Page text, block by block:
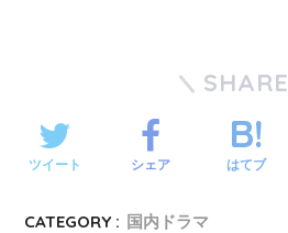
SHARE
ツイート シェア はてブ
CATEGORY : 国内ドラマ